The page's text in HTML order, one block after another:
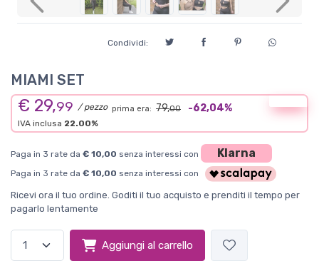
Previous Next
Condividi:
MIAMI SET
€ 29,99 / pezzo prima era: 79,00 -62,04%
IVA inclusa 22.00%
Paga in 3 rate da € 10,00 senza interessi con Klarna
Paga in 3 rate da € 10,00 senza interessi con
Ricevi ora il tuo ordine. Goditi il tuo acquisto e prenditi il tempo per
pagarlo lentamente
Aggiungi al carrello